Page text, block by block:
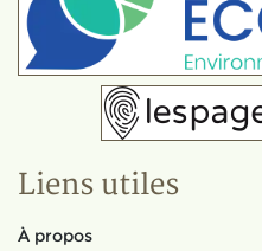
Liens utiles
À propos